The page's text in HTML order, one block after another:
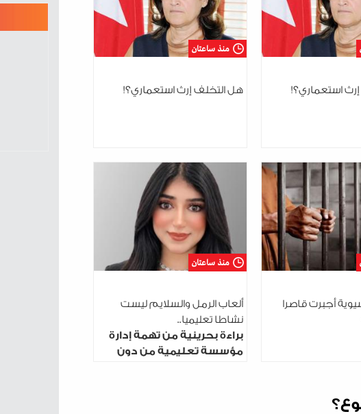
استعماري؟!
منذ ساعتان
هل التخلف إرث استعماري؟!
أجبرت قاصرا
منذ ساعتان
ألعاب الرمل والسلايم ليست
نشاطا تعليميا..
براءة بحرينية من تهمة إدارة
مؤسسة تعليمية من دون